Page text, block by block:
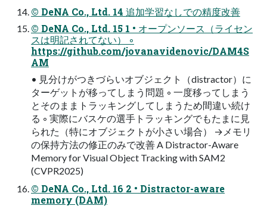
© DeNA Co., Ltd. 14 追加学習なしでの精度改善
© DeNA Co., Ltd. 15 1 • オープンソース（ライセン
スは明記されてない） ◦
https://github.com/jovanavidenovic/DAM4S
AM
• 見分けがつきづらいオブジェクト（distractor）に
ターゲットが移ってしまう問題 ◦ 一度移ってしまう
とそのままトラッキングしてしまうため間違い続け
る ◦ 実際にバスケの選手トラッキングでもたまに見
られた（特にオブジェクトが小さい場合） →メモリ
の保持方法の修正のみで改善 A Distractor-Aware
Memory for Visual Object Tracking with SAM2
(CVPR2025)
© DeNA Co., Ltd. 16 2 • Distractor-aware
memory (DAM)